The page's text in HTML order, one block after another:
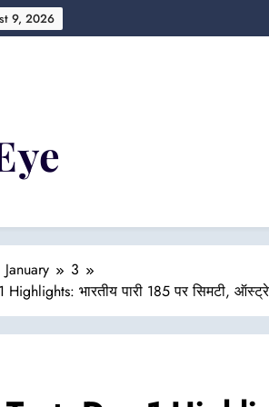
9, 2026
January
3
Highlights: भारतीय पारी 185 पर सिमटी,